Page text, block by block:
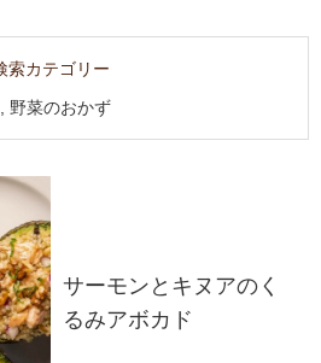
索カテゴリー
野菜のおかず
サーモンとキヌアのく
るみアボカド